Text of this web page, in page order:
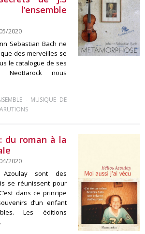
2020
Sebastian Bach ne
des merveilles se
le catalogue de ses
NeoBarock nous
- MUSIQUE DE
du roman à la
2020
Azoulay sont des
se réunissent pour
dans ce principe
d’un enfant
Les éditions